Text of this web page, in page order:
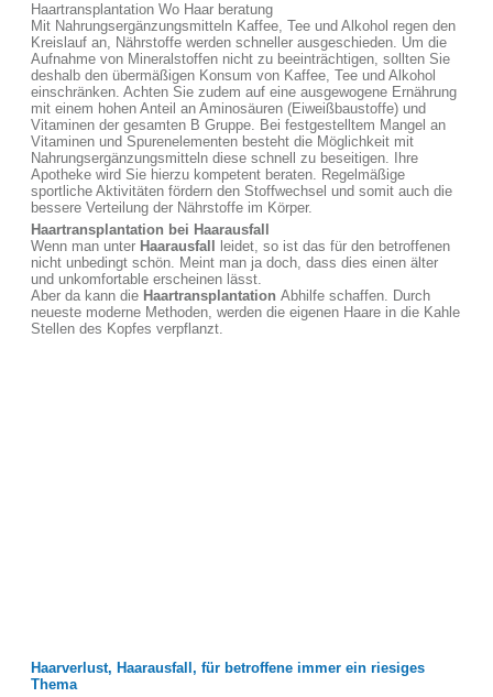
Haartransplantation Wo Haar beratung
Mit Nahrungsergänzungsmitteln Kaffee, Tee und Alkohol regen den
Kreislauf an, Nährstoffe werden schneller ausgeschieden. Um die
Aufnahme von Mineralstoffen nicht zu beeinträchtigen, sollten Sie
deshalb den übermäßigen Konsum von Kaffee, Tee und Alkohol
einschränken. Achten Sie zudem auf eine ausgewogene Ernährung
mit einem hohen Anteil an Aminosäuren (Eiweißbaustoffe) und
Vitaminen der gesamten B Gruppe. Bei festgestelltem Mangel an
Vitaminen und Spurenelementen besteht die Möglichkeit mit
Nahrungsergänzungsmitteln diese schnell zu beseitigen. Ihre
Apotheke wird Sie hierzu kompetent beraten. Regelmäßige
sportliche Aktivitäten fördern den Stoffwechsel und somit auch die
bessere Verteilung der Nährstoffe im Körper.
Haartransplantation bei Haarausfall
Wenn man unter Haarausfall
leidet, so ist das für den betroffenen
nicht unbedingt schön. Meint man ja doch, dass dies einen älter
und unkomfortable erscheinen lässt.
Aber da kann die Haartransplantation Abhilfe schaffen. Durch
neueste moderne Methoden, werden die eigenen Haare in die Kahle
Stellen des Kopfes verpflanzt.
Haarverlust, Haarausfall, für betroffene immer ein riesiges
Thema